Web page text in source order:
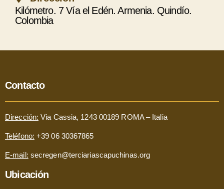
Kilómetro. 7 Vía el Edén. Armenia. Quindío.
Colombia
Contacto
Dirección: Via Cassia, 1243 00189 ROMA – Italia
Teléfono: +39 06 30367865
E-mail: secregen@terciariascapuchinas.org
Ubicación